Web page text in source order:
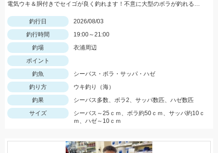
電気ウキ＆胴付きでセイゴが良く釣れます！不意に大型のボラが釣れることもあるので、ネットがあると安心です。
釣行日
2026/08/03
釣行時間
19:00～21:00
釣場
衣浦周辺
ポイント
釣魚
シーバス・ボラ・サッパ・ハゼ
釣り方
ウキ釣り（海）
釣果
シーバス多数、ボラ2、サッパ数匹、ハゼ数匹
サイズ
シーバス～25ｃｍ、ボラ約50ｃｍ、サッパ約10ｃ
ｍ、ハゼ～10ｃｍ